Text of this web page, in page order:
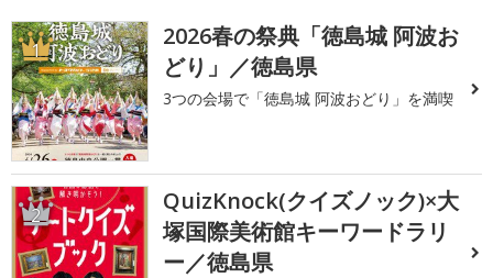
1
2026春の祭典「徳島城 阿波お
どり」／徳島県
3つの会場で「徳島城 阿波おどり」を満喫
2
QuizKnock(クイズノック)×大
塚国際美術館キーワードラリ
ー／徳島県